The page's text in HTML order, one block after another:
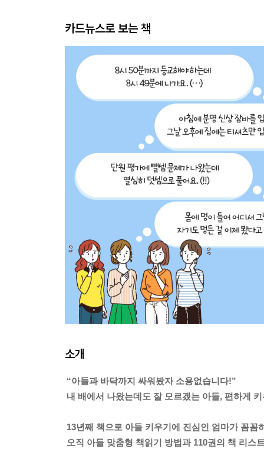
카드뉴스로 보는 책
소개
“아들과 바닥까지 싸워봤자 소용없습니다!”
내 배에서 나왔는데도 잘 모르겠는 아들, 편하게
13년째 책으로 아들 키우기에 진심인 엄마가 꼼꼼
오직 아들 맞춤형 책읽기 방법과 110권의 책 리스